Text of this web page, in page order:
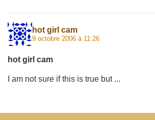
hot girl cam
9 octobre 2006 à 11:26
hot girl cam
I am not sure if this is true but ...